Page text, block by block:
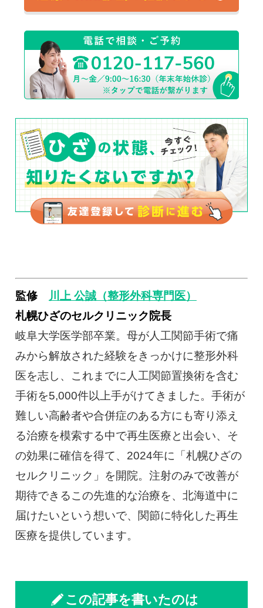
監修
川上 公誠（整形外科専門医）
札幌ひざのセルクリニック院長
岐阜大学医学部卒業。母が人工関節手術で痛
みから解放された経験をきっかけに整形外科
医を志し、これまでに人工関節置換術を含む
手術を5,000件以上手がけてきました。手術が
難しい高齢者や合併症のある方にも寄り添え
る治療を模索する中で再生医療と出会い、そ
の効果に確信を得て、2024年に「札幌ひざの
セルクリニック」を開院。注射のみで改善が
期待できるこの先進的な治療を、北海道中に
届けたいという想いで、関節に特化した再生
医療を提供しています。
この記事を書いたのは